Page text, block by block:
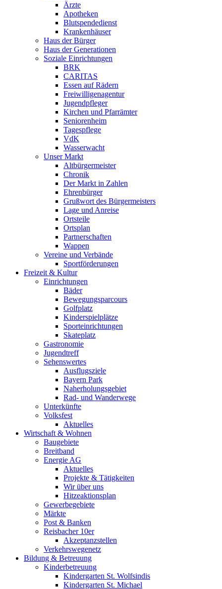
Ärzte
Apotheken
Blutspendedienst
Krankenhäuser
Haus der Bürger
Haus der Generationen
Soziale Einrichtungen
BRK
CARITAS
Essen auf Rädern
Freiwilligenagentur
Jugendpfleger
Kirchen und Pfarrämter
Seniorenheim
Tagespflege
VdK
Wasserwacht
Unser Markt
Altbürgermeister
Chronik
Der Markt in Zahlen
Ehrenbürger
Grußwort des Bürgermeisters
Lage und Anreise
Ortsteile
Ortsplan
Partnerschaften
Wappen
Vereine und Verbände
Sportförderungen
Freizeit & Kultur
Einrichtungen
Bäder
Bewegungsparcours
Golfplatz
Kinderspielplätze
Sporteinrichtungen
Skateplatz
Gastronomie
Jugendtreff
Sehenswertes
Ausflugsziele
Bayern Park
Naherholungsgebiet
Rad- und Wanderwege
Unterkünfte
Volksfest
Aktuelles
Wirtschaft & Wohnen
Baugebiete
Breitband
Energie AG
Aktuelles
Projekte & Tätigkeiten
Wir über uns
Hitzeaktionsplan
Gewerbegebiete
Märkte
Post & Banken
Reisbacher 10er
Akzeptanzstellen
Verkehrswegenetz
Bildung & Betreuung
Kinderbetreuung
Kindergarten St. Wolfsindis
Kindergarten St. Michael